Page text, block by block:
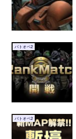
バトオペ2
バトオペ2